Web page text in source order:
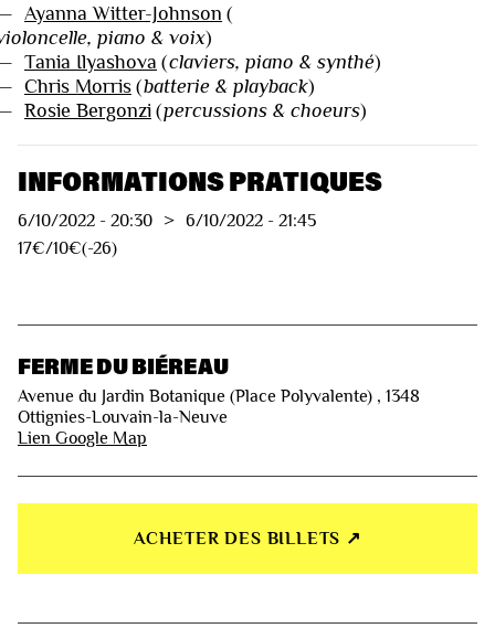
Ayanna Witter-Johnson (
piano & voix)
Tania Ilyashova (claviers, piano & synthé)
Chris Morris (batterie & playback)
Rosie Bergonzi (percussions & choeurs)
INFORMATIONS PRATIQUES
6/10/2022 - 20:30 > 6/10/2022 - 21:45
17€/10€(-26)
FERME DU BIÉREAU
Avenue du Jardin Botanique (Place Polyvalente) , 1348
Ottignies-Louvain-la-Neuve
Lien Google Map
ACHETER DES BILLETS ↗︎